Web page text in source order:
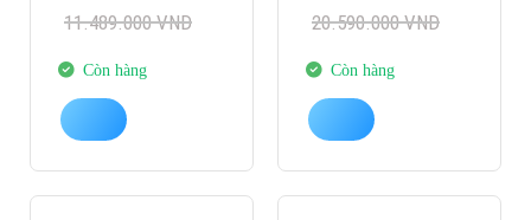
11.489.000VND
là:
tại
9.990.000 VND.
Còn hàng
3050 4GB/WIN11
20.590.000VND
là:
tại
18.690.000 VND.
Còn hàng